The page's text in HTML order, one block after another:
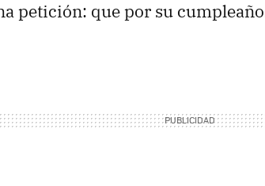
petición: que por su